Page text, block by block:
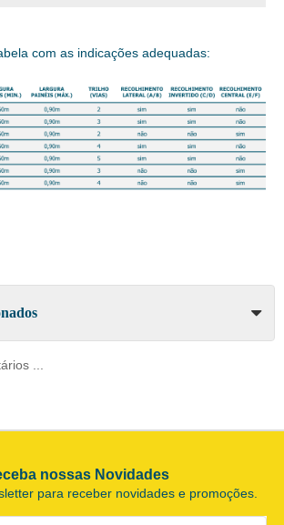
com as indicações adequadas:
...
nossas Novidades
para receber novidades e promoções.